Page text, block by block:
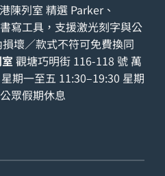
陳列室 精選 Parker、
寫工具，支援激光刻字與公
壞／款式不符可免費換同
觀塘巧明街 116-118 號 萬
期一至五 11:30–19:30 星期
眾假期休息